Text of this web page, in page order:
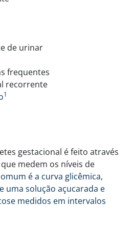
de urinar
frequentes
recorrente
1
gestacional é feito através
medem os níveis de
é a curva glicêmica,
uma solução açucarada e
medidos em intervalos